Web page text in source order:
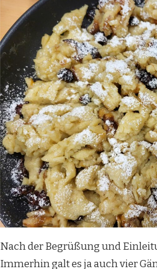
Nach der Begrüßung und
Immerhin galt es ja auch vier